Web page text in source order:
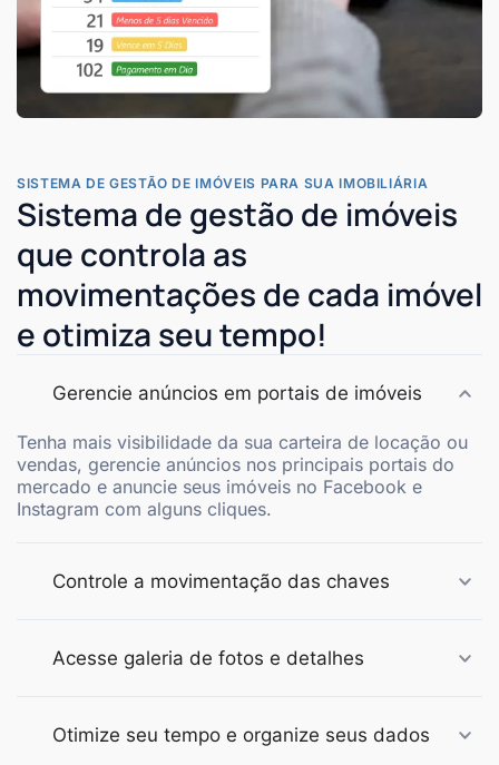
SISTEMA DE GESTÃO DE IMÓVEIS PARA SUA IMOBILIÁRIA
Sistema de gestão de imóveis
que controla as
movimentações de cada imóvel
e otimiza seu tempo!
Gerencie anúncios em portais de imóveis
Tenha mais visibilidade da sua carteira de locação ou
vendas, gerencie anúncios nos principais portais do
mercado e anuncie seus imóveis no Facebook e
Instagram com alguns cliques.
Controle a movimentação das chaves
Acesse galeria de fotos e detalhes
Otimize seu tempo e organize seus dados